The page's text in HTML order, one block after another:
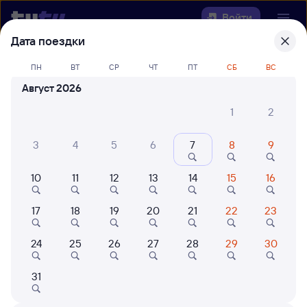
Войти
Выберите день, чтобы найтиж/д
билеты Залари — Менделеево
Куда
Когда
Кто едет
Найти поезда
Дата поездки
ПН ВТ СР ЧТ ПТ СБ ВС
Август 2026
1
2
3 4 5 6 7 8 9
10 11 12 13 14 15 16
17 18 19 20 21 22 23
24 25 26 27 28 29 30
31